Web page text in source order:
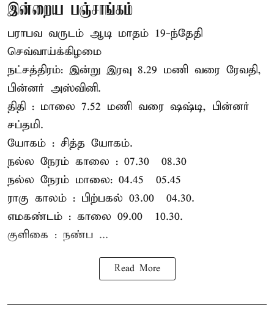
இன்றைய பஞ்சாங்கம்
பராபவ வருடம் ஆடி மாதம் 19-ந்தேதி
செவ்வாய்க்கிழமை
நட்சத்திரம்: இன்று இரவு 8.29 மணி வரை ரேவதி,
பின்னர் அஸ்வினி.
திதி : மாலை 7.52 மணி வரை ஷஷ்டி, பின்னர்
சப்தமி.
யோகம் : சித்த யோகம்.
நல்ல நேரம் காலை : 07.30 – 08.30
நல்ல நேரம் மாலை: 04.45 – 05.45
ராகு காலம் : பிற்பகல் 03.00 – 04.30.
எமகண்டம் : காலை 09.00 – 10.30.
குளிகை : நண்ப ...
Read More